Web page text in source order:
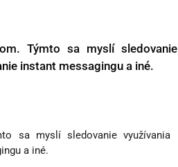
Týmto sa myslí sledovanie
instant messagingu a iné.
sa myslí sledovanie využívania
a iné.